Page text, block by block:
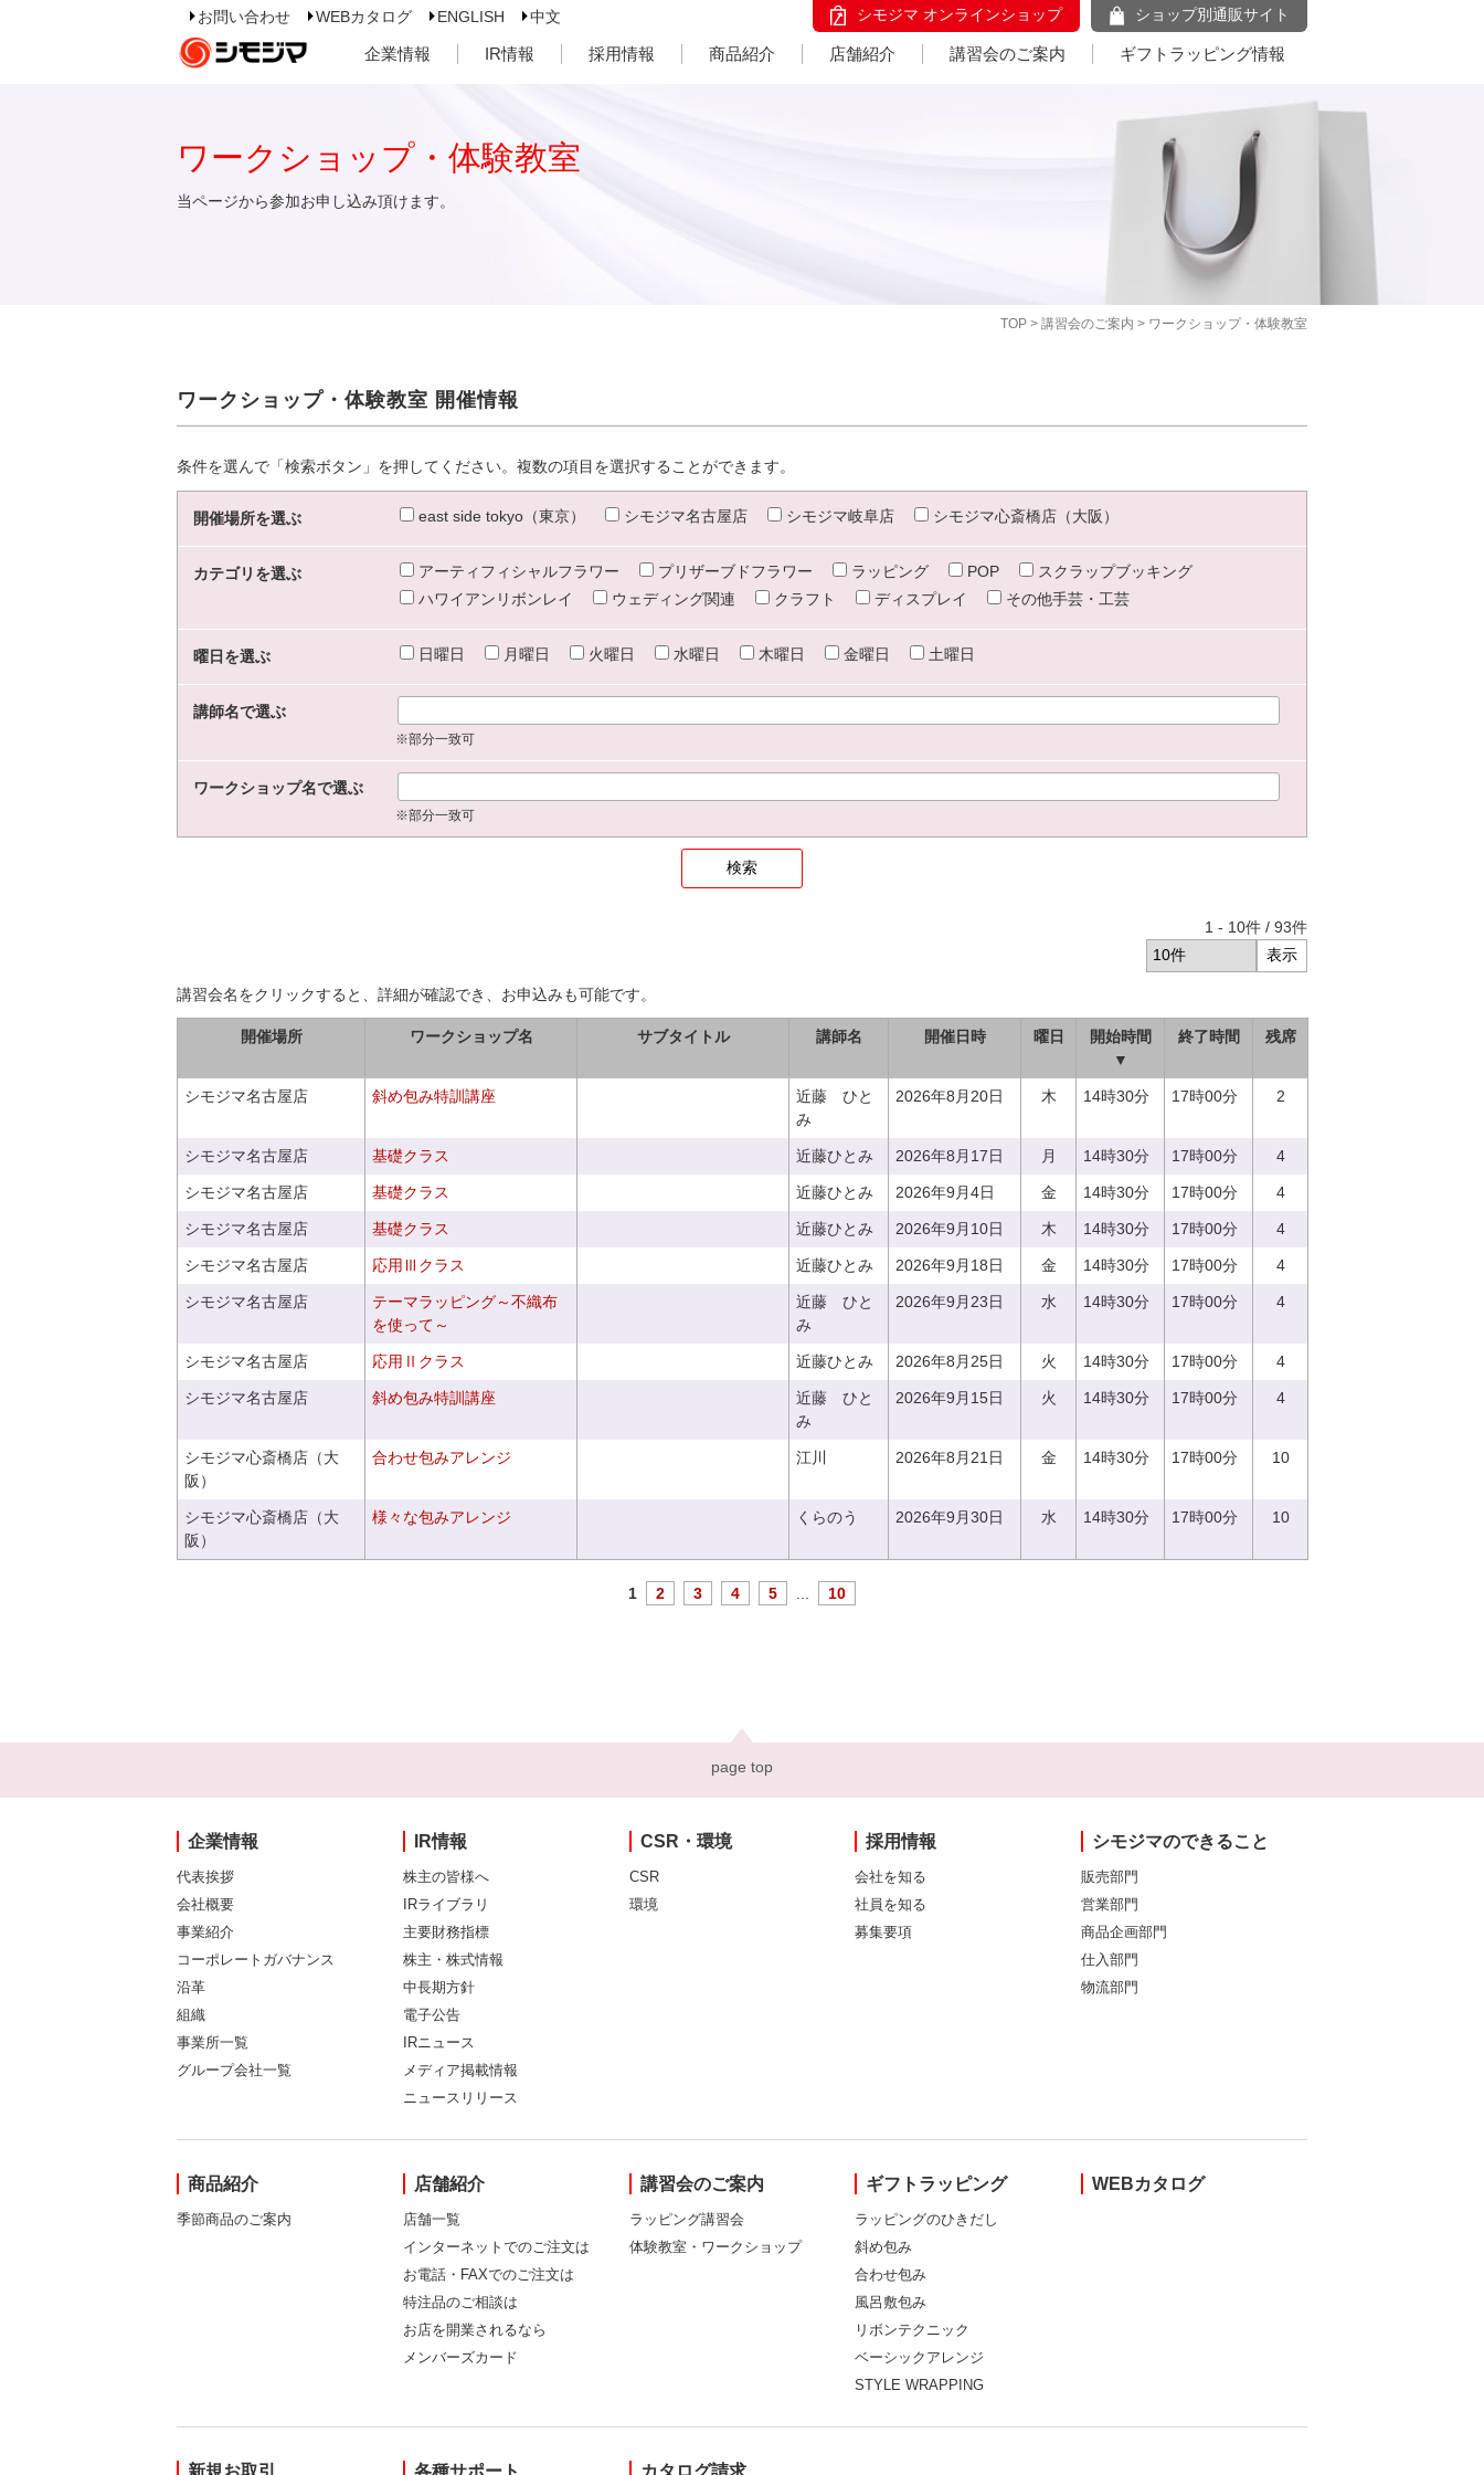
お問い合わせ WEBカタログ ENGLISH 中文 シモジマ オンラインショップ ショップ別通販サイト
企業情報 IR情報 採用情報 商品紹介 店舗紹介 講習会のご案内 ギフトラッピング情報
TOP > 講習会のご案内 > ワークショップ・体験教室
ワークショップ・体験教室
当ページから参加お申し込み頂けます。
ワークショップ・体験教室 開催情報
条件を選んで「検索ボタン」を押してください。複数の項目を選択することができます。
開催場所を選ぶ east side tokyo（東京） シモジマ名古屋店 シモジマ岐阜店 シモジマ心斎橋店（大阪）
カテゴリを選ぶ アーティフィシャルフラワー プリザーブドフラワー ラッピング POP
スクラップブッキング
ハワイアンリボンレイ
ウェディング関連 クラフト ディスプレイ その他手芸・工芸
曜日を選ぶ 日曜日 月曜日 火曜日 水曜日 木曜日 金曜日 土曜日
講師名で選ぶ
※部分一致可
ワークショップ名で選ぶ
※部分一致可
1 - 10件 / 93件
講習会名をクリックすると、詳細が確認でき、お申込みも可能です。
開催場所 ワークショップ名 サブタイトル 講師名 開催日時 曜日
開始時間
▼
終了時間 残席
シモジマ名古屋店 斜め包み特訓講座
近藤 ひと
み
2026年8月20日 木 14時30分 17時00分 2
シモジマ名古屋店 基礎クラス 近藤ひとみ 2026年8月17日 月 14時30分 17時00分 4
シモジマ名古屋店 基礎クラス 近藤ひとみ 2026年9月4日 金 14時30分 17時00分 4
シモジマ名古屋店 基礎クラス 近藤ひとみ 2026年9月10日 木 14時30分 17時00分 4
シモジマ名古屋店 応用Ⅲクラス 近藤ひとみ 2026年9月18日 金 14時30分 17時00分 4
シモジマ名古屋店
テーマラッピング～不織布
を使って～
近藤 ひと
み
2026年9月23日 水 14時30分 17時00分 4
シモジマ名古屋店 応用Ⅱクラス 近藤ひとみ 2026年8月25日 火 14時30分 17時00分 4
シモジマ名古屋店 斜め包み特訓講座
近藤 ひと
み
2026年9月15日 火 14時30分 17時00分 4
シモジマ心斎橋店（大
阪）
合わせ包みアレンジ 江川 2026年8月21日 金 14時30分 17時00分 10
シモジマ心斎橋店（大
阪）
様々な包みアレンジ くらのう 2026年9月30日 水 14時30分 17時00分 10
1 2 3 4 5 10
page top
企業情報
代表挨拶
会社概要
事業紹介
コーポレートガバナンス
沿革
組織
事業所一覧
グループ会社一覧
IR情報
株主の皆様へ
IRライブラリ
主要財務指標
株主・株式情報
中長期方針
電子公告
IRニュース
メディア掲載情報
ニュースリリース
CSR・環境
CSR
環境
採用情報
会社を知る
社員を知る
募集要項
シモジマのできること
販売部門
営業部門
商品企画部門
仕入部門
物流部門
商品紹介
季節商品のご案内
店舗紹介
店舗一覧
インターネットでのご注文は
お電話・FAXでのご注文は
特注品のご相談は
お店を開業されるなら
メンバーズカード
講習会のご案内
ラッピング講習会
体験教室・ワークショップ
ギフトラッピング
ラッピングのひきだし
斜め包み
合わせ包み
風呂敷包み
リボンテクニック
ベーシックアレンジ
STYLE WRAPPING
WEBカタログ
新規お取引 各種サポート カタログ請求